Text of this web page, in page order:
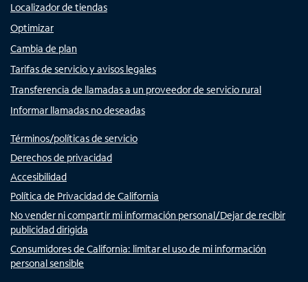
Localizador de tiendas
Optimizar
Cambia de plan
Tarifas de servicio y avisos legales
Transferencia de llamadas a un proveedor de servicio rural
Informar llamadas no deseadas
Términos/políticas de servicio
Derechos de privacidad
Accesibilidad
Política de Privacidad de California
No vender ni compartir mi información personal/Dejar de recibir
publicidad dirigida
Consumidores de California: limitar el uso de mi información
personal sensible